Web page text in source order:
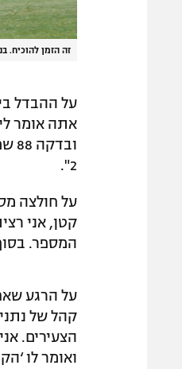
זה הזמן להוכיח.
על ההבדל
אתה אומר
2".
קטן, אני
המספר. בסוף הייתי עם 14.
על הרגע
קהל של
הצעירים.
ואומר לו